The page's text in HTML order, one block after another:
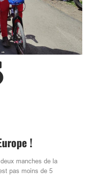
!
manches de la
pas moins de 5